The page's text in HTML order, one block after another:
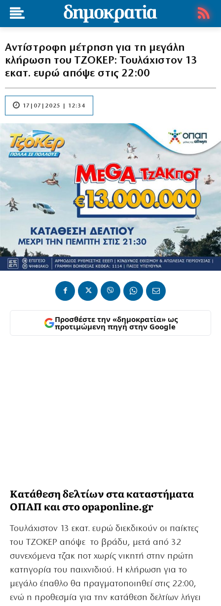
Αντίστροφη μέτρηση για τη μεγάλη
κλήρωση του ΤΖΟΚΕΡ: Τουλάχιστον 13
εκατ. ευρώ απόψε στις 22:00
17|07|2025 | 12:34
Προσθέστε την «δημοκρατία» ως
προτιμώμενη πηγή στην Google
Κατάθεση δελτίων στα καταστήματα
ΟΠΑΠ και στο opaponline.gr
Τουλάχιστον 13 εκατ. ευρώ διεκδικούν οι παίκτες
του ΤΖΟΚΕΡ απόψε το βράδυ, μετά από 32
συνεχόμενα τζακ ποτ χωρίς νικητή στην πρώτη
κατηγορία του παιχνιδιού. Η κλήρωση για το
μεγάλο έπαθλο θα πραγματοποιηθεί στις 22:00,
ενώ η προθεσμία για την κατάθεση δελτίων λήγει